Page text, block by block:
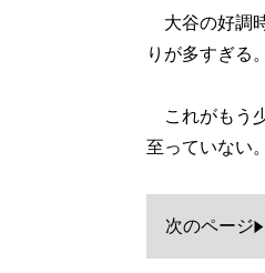
大谷の好調
りが多すぎる
これがもう
至っていない。
次のページ